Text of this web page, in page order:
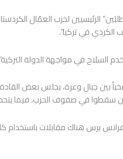
في تركيا”.
السلاح في مواجهة الدولة
بين جبال وعرة، يجلس بعض
سقطوا في صفوف الحزب، فيما
برس هناك مقابلات باستخدام